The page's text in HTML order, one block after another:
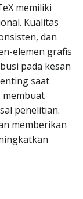
memiliki
Kualitas
dan
elemen grafis
pada kesan
saat
membuat
penelitian.
memberikan